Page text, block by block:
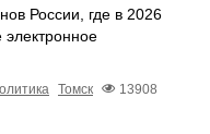
России, где в 2026
электронное
Томск
13908